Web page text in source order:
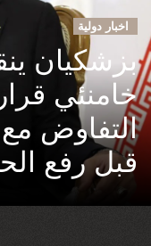
اخبار دولية
بزشكيان
خامنئي
التفاوض
قبل رفع